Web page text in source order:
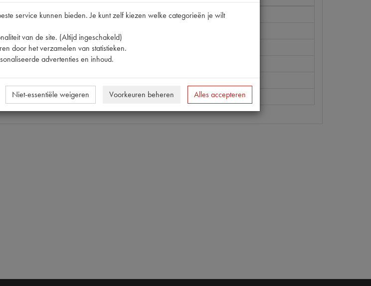
11CV/15CV
721201 | P363
M5x30 [PW 1]
service kunnen bieden. Je kunt zelf kiezen welke categorieën je wilt
van de site. (Altijd ingeschakeld)
door het verzamelen van statistieken.
advertenties en inhoud.
Niet-essentiële weigeren Voorkeuren beheren Alles accepteren